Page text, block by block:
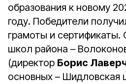
образования к новому
году. Победители
грамоты и сертификаты.
школ района –
(директор Борис
основных – Шидловская